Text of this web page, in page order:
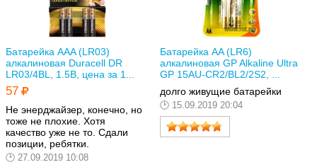
Батарейка AAA (LR03)
алкалиновая Duracell DR
LR03/4BL, 1.5В, цена за 1...
57
Не энерджайзер, конечно, но
тоже не плохие. Хотя
качество уже не то. Сдали
позиции, ребятки.
27.09.2019 10:08
Батарейка AA (LR6)
алкалиновая GP Alkaline Ultra
GP 15AU-CR2/BL2/2S2, ...
долго живущие батарейки
15.09.2019 20:04